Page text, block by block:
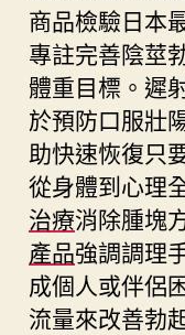
商品檢驗日本
專註完善陰莖
體重目標。遲
於預防口服壯
助快速恢復只
從身體到心理
治療消除腫塊
產品強調調理
成個人或伴侶
流量來改善勃